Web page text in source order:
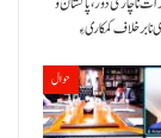
حوال